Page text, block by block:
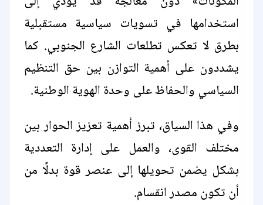
استخدامها في تسويات سياسية مستقبلية
بطرق لا تعكس تطلعات الشارع الجنوبي. كما
يشددون على أهمية التوازن بين حق التنظيم
السياسي والحفاظ على وحدة الهوية الوطنية.
وفي هذا السياق، تبرز أهمية تعزيز الحوار بين
مختلف القوى، والعمل على إدارة التعددية
بشكل يضمن تحويلها إلى عنصر قوة بدلًا من
أن تكون مصدر انقسام.